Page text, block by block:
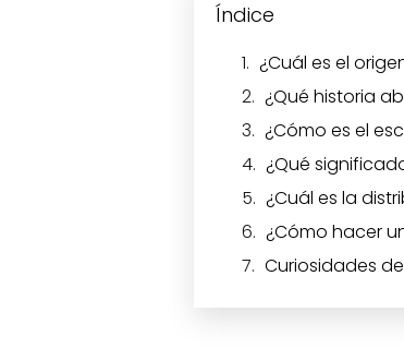
Índice
¿Cuál es el
¿Qué historia
¿Cómo es el
¿Qué
¿Cuál es la
¿Cómo hacer
Curiosidades